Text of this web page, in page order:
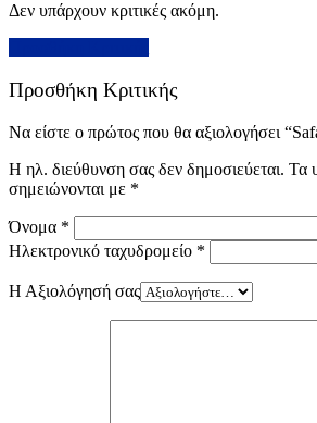
Δεν υπάρχουν κριτικές ακόμη.
Προσθήκη Κριτικής
Να είστε ο πρώτος που θα αξιολογήσει
Η ηλ. διεύθυνση σας δεν δημοσιεύεται. Τα
σημειώνονται με *
Όνομα *
Ηλεκτρονικό ταχυδρομείο *
Η Αξιολόγησή σας